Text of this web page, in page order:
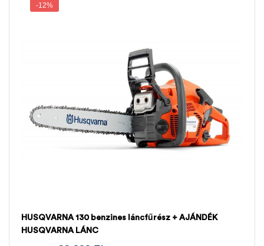
-12%
HUSQVARNA 130 benzines láncfűrész + AJÁNDÉK
HUSQVARNA LÁNC